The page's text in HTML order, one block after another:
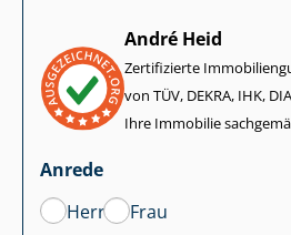
André Heid
Zertifizierte
von TÜV, DEKRA, IHK,
Ihre Immobilie
Anrede
Herr
Frau